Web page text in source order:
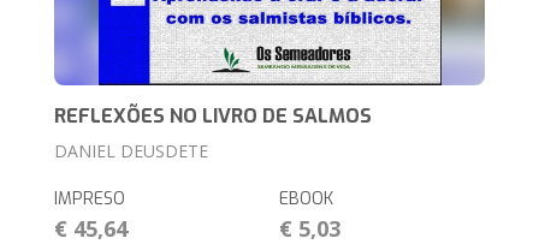
REFLEXÕES NO LIVRO DE SALMOS
DANIEL DEUSDETE
IMPRESO
€ 45,64
EBOOK
€ 5,03